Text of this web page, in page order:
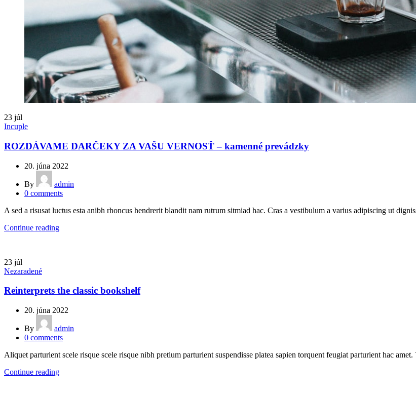
23 júl
Incuple
ROZDÁVAME DARČEKY ZA VAŠU VERNOSŤ – kamenné prevádzky
20. júna 2022
By
admin
0 comments
A sed a risusat luctus esta anibh rhoncus hendrerit blandit nam rutrum sitmiad hac. Cras a vestibulum a varius adipiscing ut
Continue reading
23 júl
Nezaradené
Reinterprets the classic bookshelf
20. júna 2022
By
admin
0 comments
Aliquet parturient scele risque scele risque nibh pretium parturient suspendisse platea sapien torquent feugiat parturient hac amet.
Continue reading